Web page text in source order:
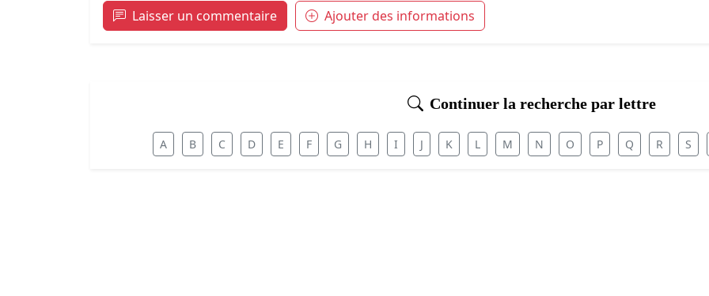
Laisser un commentaire Ajouter des informations
Continuer la recherche par lettre
A B C D E F G H I J K L M N O P Q R S